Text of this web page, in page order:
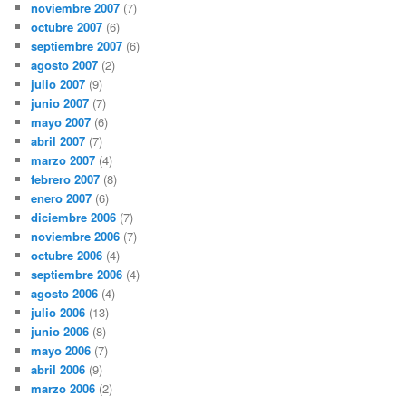
noviembre 2007 (7)
octubre 2007 (6)
septiembre 2007 (6)
agosto 2007 (2)
julio 2007 (9)
junio 2007 (7)
mayo 2007 (6)
abril 2007 (7)
marzo 2007 (4)
febrero 2007 (8)
enero 2007 (6)
diciembre 2006 (7)
noviembre 2006 (7)
octubre 2006 (4)
septiembre 2006 (4)
agosto 2006 (4)
julio 2006 (13)
junio 2006 (8)
mayo 2006 (7)
abril 2006 (9)
marzo 2006 (2)